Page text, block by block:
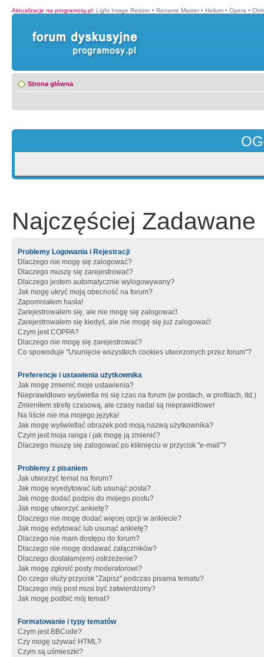
Aktualizacje na programosy.pl: Light Image Resizer • Rename Master • Helium • Opera •
Strona główna
Najczęściej Zadawane
Problemy Logowania i Rejestracji
Dlaczego nie mogę się zalogować?
Dlaczego muszę się zarejestrować?
Dlaczego jestem automatycznie wylogowywany?
Jak mogę ukryć moją obecność na forum?
Zapomniałem hasła!
Zarejestrowałem się, ale nie mogę się zalogować!
Zarejestrowałem się kiedyś, ale nie mogę się już zalogować!
Czym jest COPPA?
Dlaczego nie mogę się zarejestrować?
Co spowoduje "Usunięcie wszystkich cookies utworzonych przez forum"?
Preferencje i ustawienia użytkownika
Jak mogę zmienić moje ustawienia?
Nieprawidłowo wyświetla mi się czas na forum (w postach, w profilach, itd.)
Zmieniłem strefę czasową, ale czasy nadal są nieprawidłowe!
Na liście nie ma mojego języka!
Jak mogę wyświetlać obrazek pod moją nazwą użytkownika?
Czym jest moja ranga i jak mogę ją zmienić?
Dlaczego muszę się zalogować po kliknięciu w przycisk "e-mail"?
Problemy z pisaniem
Jak utworzyć temat na forum?
Jak mogę wyedytować lub usunąć posta?
Jak mogę dodać podpis do mojego postu?
Jak mogę utworzyć ankietę?
Dlaczego nie mogę dodać więcej opcji w ankiecie?
Jak mogę edytować lub usunąć ankietę?
Dlaczego nie mam dostępu do forum?
Dlaczego nie mogę dodawać załączników?
Dlaczego dostałam(em) ostrzeżenie?
Jak mogę zgłosić posty moderatorowi?
Do czego służy przycisk "Zapisz" podczas pisania tematu?
Dlaczego mój post musi być zatwierdzony?
Jak mogę podbić mój temat?
Formatowanie i typy tematów
Czym jest BBCode?
Czy mogę używać HTML?
Czym są uśmieszki?